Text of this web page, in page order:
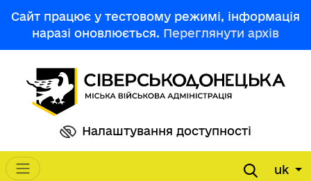
Сайт працює у тестовому режимі, інформація
наразі оновлюється. Переглянути архів
Налаштування доступності
uk